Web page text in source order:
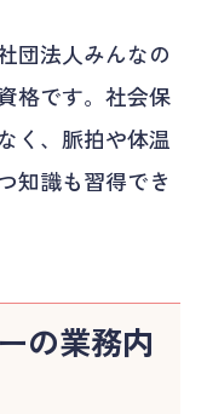
団法人みんなの
格です。社会保
く、脈拍や体温
知識も習得でき
の業務内